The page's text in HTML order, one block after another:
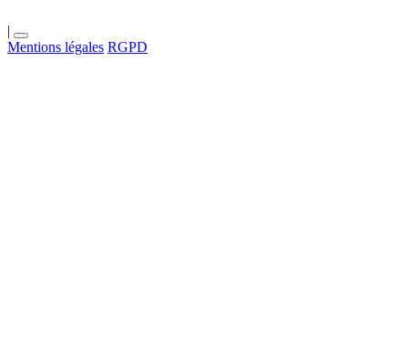
|
Mentions légales RGPD